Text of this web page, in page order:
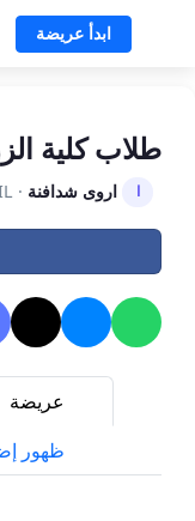
ابدأ عريضة
طلاب كلية
ا اروى شدافنة · IL
عريضة
ظهور